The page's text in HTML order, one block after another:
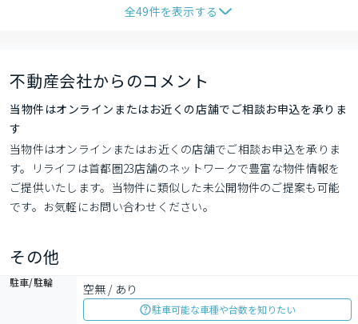
全49件を表示する
不動産会社からのコメント
当物件はオンラインまたはお近くの店舗でご相談お申込を承りま
す
当物件はオンラインまたはお近くの店舗でご相談お申込を承りま
す。リライフは首都圏23店舗のネットワークで豊富な物件情報を
ご提供いたします。当物件に類似した未公開物件のご提案も可能
です。お気軽にお問い合わせください。
その他
駐車/駐輪 空無 / あり
駐車可能な車種や台数を知りたい